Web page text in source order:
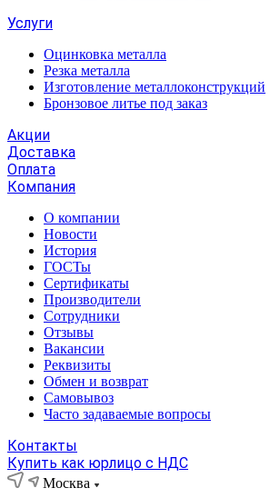
Услуги
Оцинковка металла
Резка металла
Изготовление металлоконструкций
Бронзовое литье под заказ
Акции
Доставка
Оплата
Компания
О компании
Новости
История
ГОСТы
Сертификаты
Производители
Сотрудники
Отзывы
Вакансии
Реквизиты
Обмен и возврат
Самовывоз
Часто задаваемые вопросы
Контакты
Купить как юрлицо с НДС
Москва